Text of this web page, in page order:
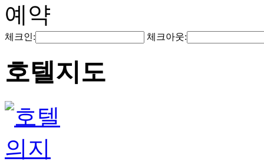
예약
체크인: 체크아웃:
호텔지도